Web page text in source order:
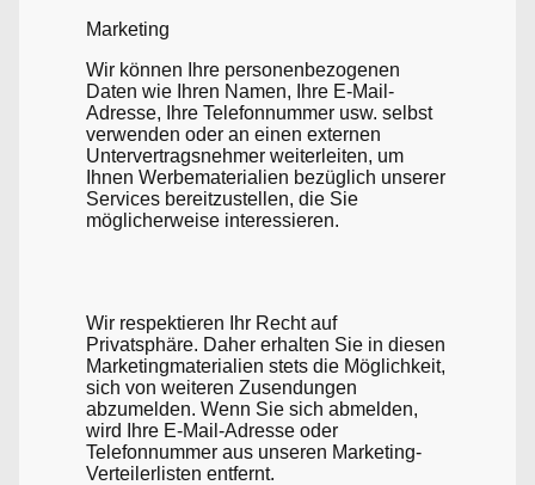
Marketing
Wir können Ihre personenbezogenen
Daten wie Ihren Namen, Ihre E-Mail-
Adresse, Ihre Telefonnummer usw. selbst
verwenden oder an einen externen
Untervertragsnehmer weiterleiten, um
Ihnen Werbematerialien bezüglich unserer
Services bereitzustellen, die Sie
möglicherweise interessieren.
Wir respektieren Ihr Recht auf
Privatsphäre. Daher erhalten Sie in diesen
Marketingmaterialien stets die Möglichkeit,
sich von weiteren Zusendungen
abzumelden. Wenn Sie sich abmelden,
wird Ihre E-Mail-Adresse oder
Telefonnummer aus unseren Marketing-
Verteilerlisten entfernt.